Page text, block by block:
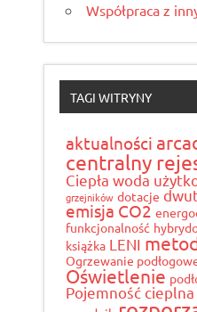
Współpraca z
TAGI WITRYNY
aktualności
centralny
Ciepła woda
grzejników dotacje
emisja CO2
funkcjonalność
książka LENI
Ogrzewanie
Oświetlenie
Pojemność cieplna